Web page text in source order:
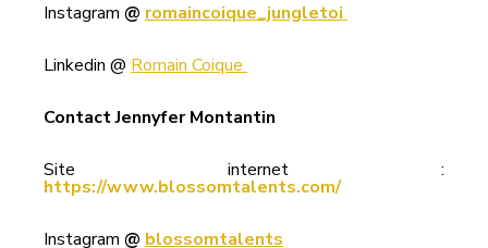
Instagram @ romaincoique_jungletoi
Linkedin @ Romain Coique
Contact Jennyfer Montantin
https://www.blossomtalents.com/
Instagram @ blossomtalents